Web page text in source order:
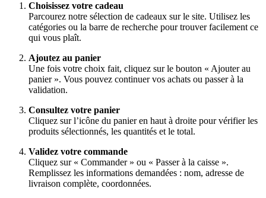
Choisissez votre cadeau
Parcourez notre sélection de cadeaux sur le site. Utilisez les
catégories ou la barre de recherche pour trouver facilement ce
qui vous plaît.
Ajoutez au panier
Une fois votre choix fait, cliquez sur le bouton « Ajouter au
panier ». Vous pouvez continuer vos achats ou passer à la
validation.
Consultez votre panier
Cliquez sur l’icône du panier en haut à droite pour vérifier les
produits sélectionnés, les quantités et le total.
Validez votre commande
Cliquez sur « Commander » ou « Passer à la caisse ».
Remplissez les informations demandées : nom, adresse de
livraison complète, coordonnées.